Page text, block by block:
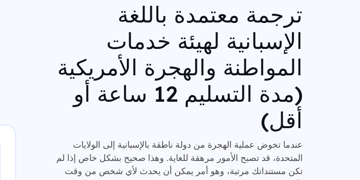
ترجمة معتمدة باللغة
الإسبانية لهيئة خدمات
المواطنة والهجرة الأمريكية
(مدة التسليم 12 ساعة أو
أقل)
عندما تخوض عملية الهجرة من دولة ناطقة بالإسبانية إلى الولايات
المتحدة، قد تصبح الأمور مرهقة للغاية. وهذا صحيح بشكل خاص إذا لم
تكن مستنداتك مرتبة، وهو أمر يمكن أن يحدث لأي شخص من وقت